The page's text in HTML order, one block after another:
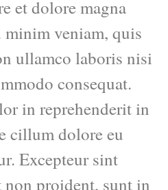
et dolore magna
veniam, quis
ullamco laboris nisi
consequat.
in reprehenderit in
cillum dolore eu
Excepteur sint
non proident, sunt in